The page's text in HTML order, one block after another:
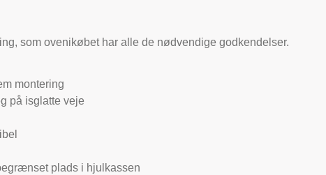
som ovenikøbet har alle de nødvendige godkendelser.
montering
på isglatte veje
plads i hjulkassen